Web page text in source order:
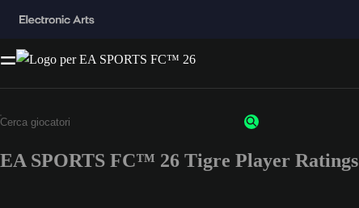
EA SPORTS FC™ 26 Tigre Player Ratings